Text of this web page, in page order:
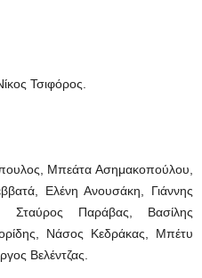
Τσιφόρος.
Μπεάτα Ασημακοπούλου,
Ελένη Ανουσάκη, Γιάννης
Σταύρος Παράβας, Βασίλης
Νάσος Κεδράκας, Μπέτυ
Βελέντζας.